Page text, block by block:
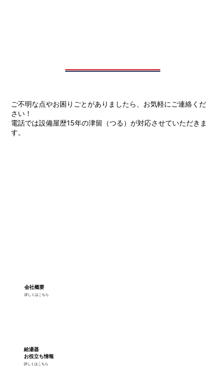
ご不明な点やお困りごとがありましたら、お気軽にご連絡くだ
さい！
電話では設備屋歴15年の津留（つる）が対応させていただきま
す。
詳しくはこちら
会社概要
詳しくはこちら
給湯器
お役立ち情報